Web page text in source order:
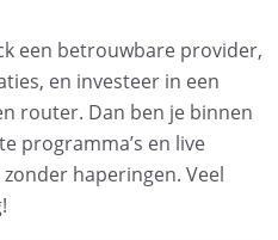
een betrouwbare provider,
en investeer in een
router. Dan ben je binnen
programma’s en live
haperingen. Veel